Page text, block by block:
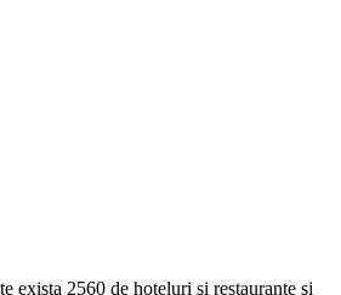
exista 2560 de hoteluri şi restaurante şi